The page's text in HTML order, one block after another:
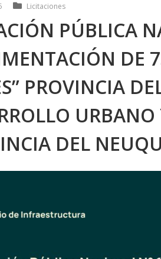
Licitaciones
PÚBLICA
DE
PROVINCIA
DEL